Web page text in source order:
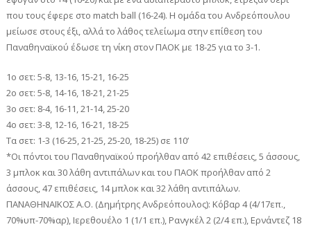
που τους έφερε στο match ball (16-24). Η ομάδα του Ανδρεόπουλου
μείωσε στους έξι, αλλά το λάθος τελείωμα στην επίθεση του
Παναθηναϊκού έδωσε τη νίκη στον ΠΑΟΚ με 18-25 για το 3-1.
1ο σετ: 5-8, 13-16, 15-21, 16-25
2ο σετ: 5-8, 14-16, 18-21, 21-25
3ο σετ: 8-4, 16-11, 21-14, 25-20
4o σετ: 3-8, 12-16, 16-21, 18-25
Τα σετ: 1-3 (16-25, 21-25, 25-20, 18-25) σε 110’
*Οι πόντοι του Παναθηναϊκού προήλθαν από 42 επιθέσεις, 5 άσσους,
3 μπλοκ και 30 λάθη αντιπάλων και του ΠΑΟΚ προήλθαν από 2
άσσους, 47 επιθέσεις, 14 μπλοκ και 32 λάθη αντιπάλων.
ΠΑΝΑΘΗΝΑΪΚΟΣ Α.Ο. (Δημήτρης Ανδρεόπουλος): Κόβαρ 4 (4/17επ.,
70%υπ-70%αρ), Ιερεθουέλο 1 (1/1 επ.), Ρανγκέλ 2 (2/4 επ.), Ερνάντεζ 18